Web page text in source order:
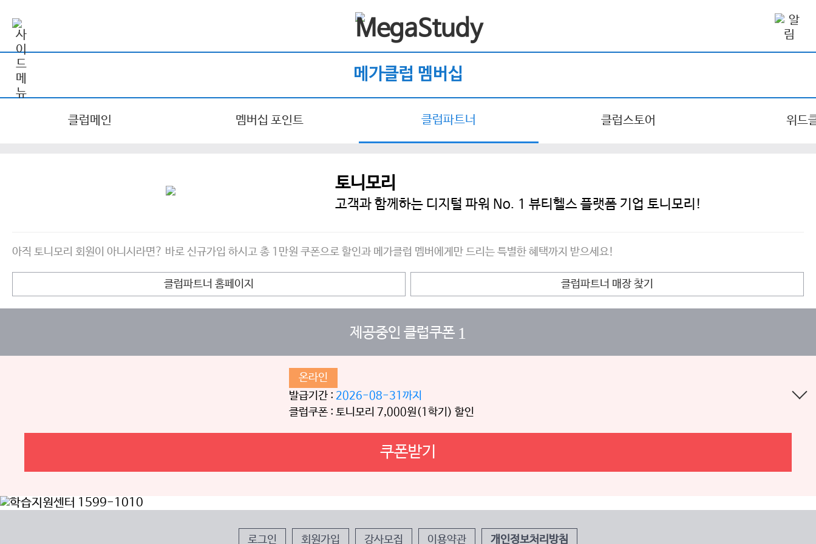
메가클럽 멤버십
클럽메인 멤버십 포인트 클럽파트너 클럽스토어 위드
토니모리
고객과 함께하는 디지털 파워 No. 1 뷰티헬스 플랫폼 기업 토니모리!
아직 토니모리 회원이 아니시라면? 바로 신규가입 하시고 총 1만원 쿠폰으로 할인과 메가클럽 멤버에게만 드리는 특별한 혜택까지 받으세요!
클럽파트너 홈페이지 클럽파트너 매장 찾기
제공중인 클럽쿠폰 1
온라인
발급기간 : 2026-08-31까지
클럽쿠폰 : 토니모리 7,000원(1학기) 할인
쿠폰받기
로그인 회원가입 강사모집 이용약관 개인정보처리방침